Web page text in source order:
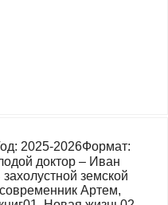
2025-2026Формат:
доктор – Иван
земской
Артем,